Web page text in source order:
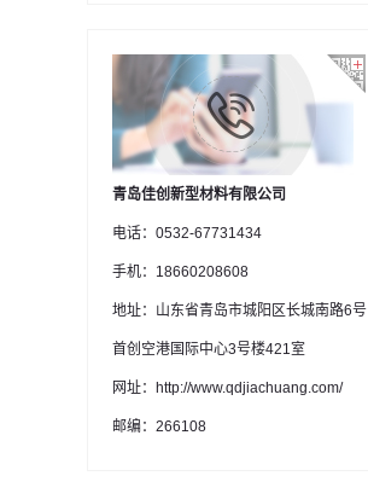
青岛佳创新型材料有限公司
电话：0532-67731434
手机：18660208608
地址：山东省青岛市城阳区长城南路6号
首创空港国际中心3号楼421室
网址：http://www.qdjiachuang.com/
邮编：266108